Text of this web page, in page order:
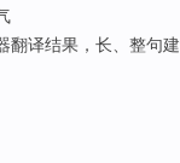
翻译结果，长、整句